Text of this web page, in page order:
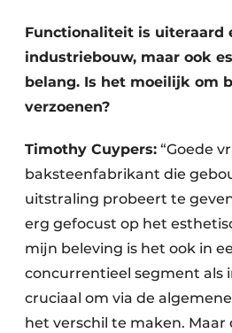
Functionaliteit is uiteraard
industriebouw, maar ook
belang. Is het moeilijk om
verzoenen?
Timothy Cuypers: “Goede
baksteenfabrikant die
uitstraling probeert te
erg gefocust op het
mijn beleving is het ook in
concurrentieel segment als
cruciaal om via de
het verschil te maken. Maar